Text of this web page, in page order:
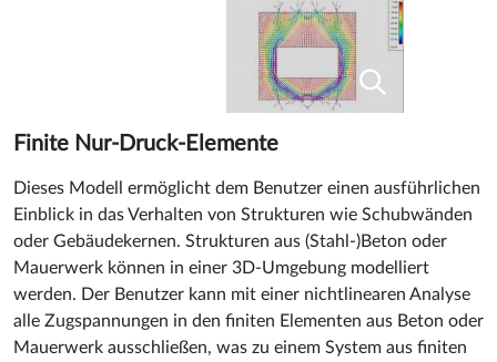
Finite Nur-Druck-Elemente
Dieses Modell ermöglicht dem Benutzer einen ausführlichen
Einblick in das Verhalten von Strukturen wie Schubwänden
oder Gebäudekernen. Strukturen aus (Stahl-)Beton oder
Mauerwerk können in einer 3D-Umgebung modelliert
werden. Der Benutzer kann mit einer nichtlinearen Analyse
alle Zugspannungen in den finiten Elementen aus Beton oder
Mauerwerk ausschließen, was zu einem System aus finiten